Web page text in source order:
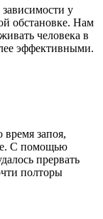
у
обстановке. Нам
человека в
эффективными.
запоя,
С помощью
прервать
полторы